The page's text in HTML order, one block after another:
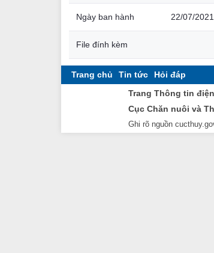
Ngày ban hành 22/07/2021
File đính kèm
Trang chủ Tin tức
Hỏi đáp
Trang Thông tin
Cục Chăn nuôi và
Ghi rõ nguồn